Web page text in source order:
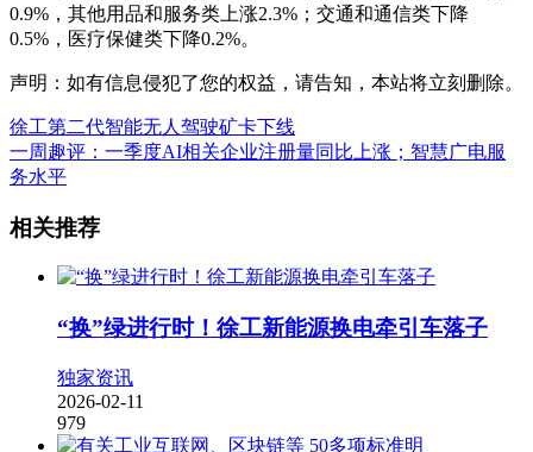
0.9%，其他用品和服务类上涨2.3%；交通和通信类下降
0.5%，医疗保健类下降0.2%。
声明：如有信息侵犯了您的权益，请告知，本站将立刻删除。
徐工第二代智能无人驾驶矿卡下线
一周趣评：一季度AI相关企业注册量同比上涨；智慧广电服
务水平
相关推荐
“换”绿进行时！徐工新能源换电牵引车落子
独家资讯
2026-02-11
979